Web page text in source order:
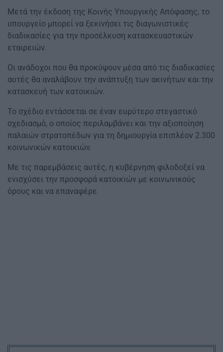
Μετά την έκδοση της Κοινής Υπουργικής Απόφασης, το
υπουργείο μπορεί να ξεκινήσει τις διαγωνιστικές
διαδικασίες για την προσέλκυση κατασκευαστικών
εταιρειών.
Οι ανάδοχοι που θα προκύψουν μέσα από τις διαδικασίες
αυτές θα αναλάβουν την ανάπτυξη των ακινήτων και την
κατασκευή των κατοικιών.
Το σχέδιο εντάσσεται σε έναν ευρύτερο στεγαστικό
σχεδιασμό, ο οποίος περιλαμβάνει και την αξιοποίηση
παλαιών στρατοπέδων για τη δημιουργία επιπλέον 2.300
κοινωνικών κατοικιών.
Με τις παρεμβάσεις αυτές, η κυβέρνηση φιλοδοξεί να
ενισχύσει την προσφορά κατοικιών με κοινωνικούς
όρους και να επαναφέρε